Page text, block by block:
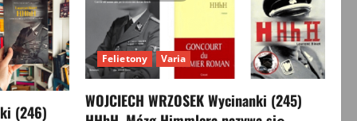
(246)
Felietony Varia
WOJCIECH WRZOSEK Wycinanki (245)